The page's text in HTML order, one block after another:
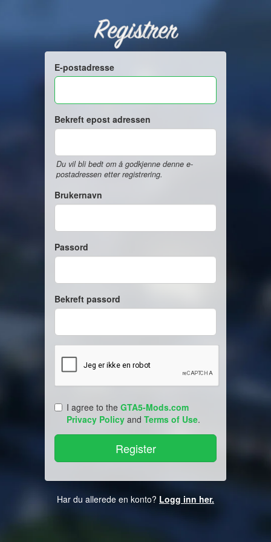
Registrer
E-postadresse
Bekreft epost adressen
Du vil bli bedt om å godkjenne denne e-
postadressen etter registrering.
Brukernavn
Passord
Bekreft passord
I agree to the GTA5-Mods.com
Privacy Policy and Terms of Use.
Har du allerede en konto? Logg inn her.